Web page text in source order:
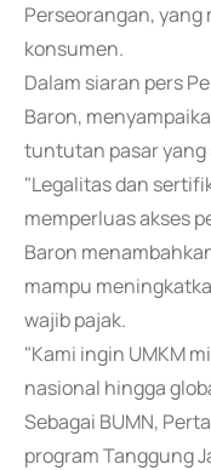
Perseorangan,
konsumen.
Dalam siaran pers
Baron,
tuntutan pasar
"Legalitas dan
memperluas akses
Baron
mampu
wajib pajak.
"Kami ingin UMKM
nasional hingga
Sebagai BUMN,
program Tanggung